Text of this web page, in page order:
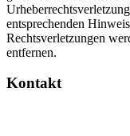
entsprechenden
Rechtsverletzungen
entfernen.
Kontakt